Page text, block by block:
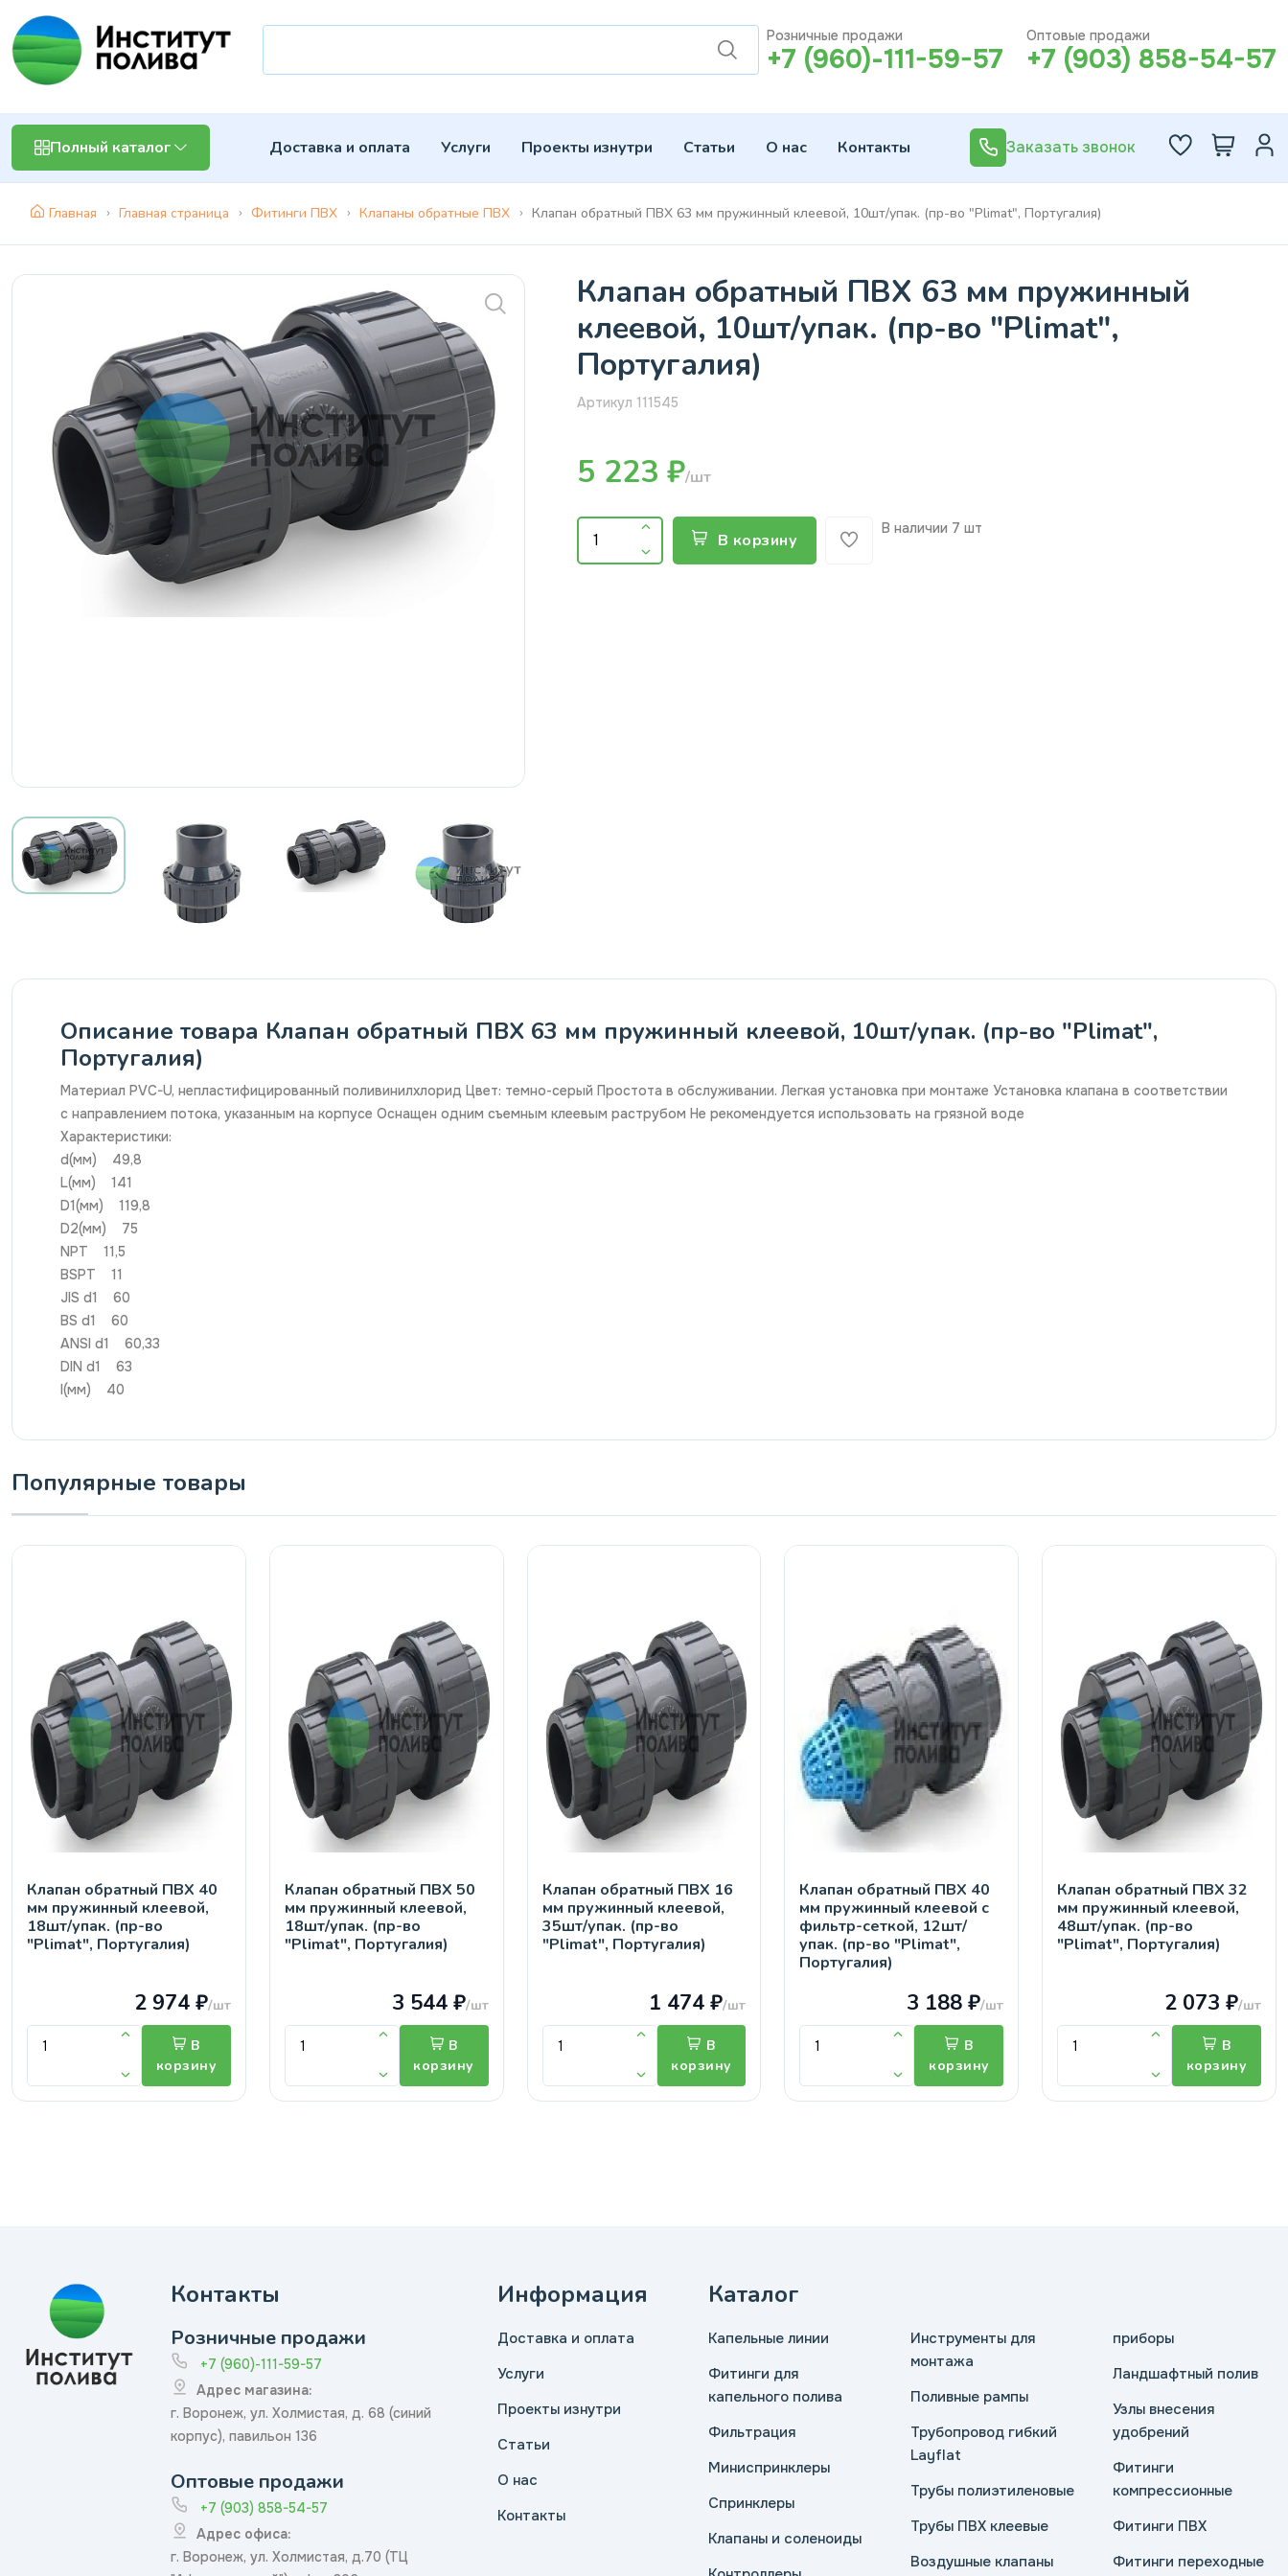
Розничные продажи
+7 (960)-111-59-57
Оптовые продажи
+7 (903) 858-54-57
Полный каталог Доставка и оплата Услуги Проекты изнутри Статьи О нас Контакты Заказать звонок
Главная Главная страница Фитинги ПВХ Клапаны обратные ПВХ Клапан обратный ПВХ 63 мм пружинный клеевой, 10шт/упак. (пр-во "Plimat", Португалия)
Клапан обратный ПВХ 63 мм пружинный
клеевой, 10шт/упак. (пр-во "Plimat",
Португалия)
Артикул 111545
5 223 ₽/шт
В корзину
В наличии 7 шт
Описание товара Клапан обратный ПВХ 63 мм пружинный клеевой, 10шт/упак. (пр-во "Plimat",
Португалия)
Материал PVC-U, непластифицированный поливинилхлорид Цвет: темно-серый Простота в обслуживании. Легкая установка при монтаже Установка клапана в соответствии
с направлением потока, указанным на корпусе Оснащен одним съемным клеевым раструбом Не рекомендуется использовать на грязной воде
Характеристики:
d(мм) 49,8
L(мм) 141
D1(мм) 119,8
D2(мм) 75
NPT 11,5
BSPT 11
JIS d1 60
BS d1 60
ANSI d1 60,33
DIN d1 63
I(мм) 40
Популярные товары
Клапан обратный ПВХ 40
мм пружинный клеевой,
18шт/упак. (пр-во
"Plimat", Португалия)
2 974 ₽/шт
В
корзину
Клапан обратный ПВХ 50
мм пружинный клеевой,
18шт/упак. (пр-во
"Plimat", Португалия)
3 544 ₽/шт
В
корзину
Клапан обратный ПВХ 16
мм пружинный клеевой,
35шт/упак. (пр-во
"Plimat", Португалия)
1 474 ₽/шт
В
корзину
Клапан обратный ПВХ 40
мм пружинный клеевой с
фильтр-сеткой, 12шт/
упак. (пр-во "Plimat",
Португалия)
3 188 ₽/шт
В
корзину
Клапан обратный ПВХ 32
мм пружинный клеевой,
48шт/упак. (пр-во
"Plimat", Португалия)
2 073 ₽/шт
В
корзину
Контакты
Розничные продажи
+7 (960)-111-59-57
Адрес магазина:
г. Воронеж, ул. Холмистая, д. 68 (синий
корпус), павильон 136
Оптовые продажи
+7 (903) 858-54-57
Адрес офиса:
г. Воронеж, ул. Холмистая, д.70 (ТЦ
Информация
Доставка и оплата
Услуги
Проекты изнутри
Статьи
О нас
Контакты
Каталог
Капельные линии
Фитинги для
капельного полива
Фильтрация
Миниспринклеры
Спринклеры
Клапаны и соленоиды
Инструменты для
монтажа
Поливные рампы
Трубопровод гибкий
Layflat
Трубы полиэтиленовые
Трубы ПВХ клеевые
Воздушные клапаны
приборы
Ландшафтный полив
Узлы внесения
удобрений
Фитинги
компрессионные
Фитинги ПВХ
Фитинги переходные